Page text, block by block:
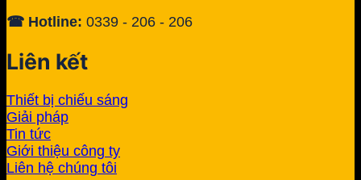
☎ Hotline: 0339 - 206 - 206
Liên kết
Thiết bị chiếu sáng
Giải pháp
Tin tức
Giới thiệu công ty
Liên hệ chúng tôi